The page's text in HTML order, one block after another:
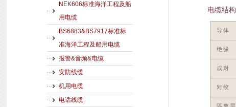
NEK606标准海洋工程及船
用电缆
BS6883&BS7917标准标
准海洋工程及船用电缆
报警&音频&电缆
安防线缆
机用电缆
电话线缆
电缆结构
导体
绝缘
成对
对绞